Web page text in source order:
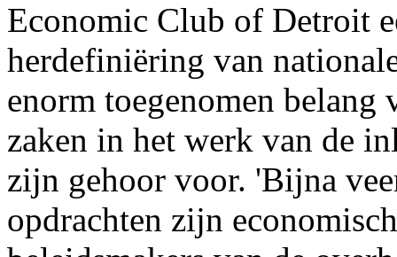
Economic Club of Detroit
herdefiniëring van
enorm toegenomen belang
zaken in het werk van de
zijn gehoor voor. 'Bijna
opdrachten zijn